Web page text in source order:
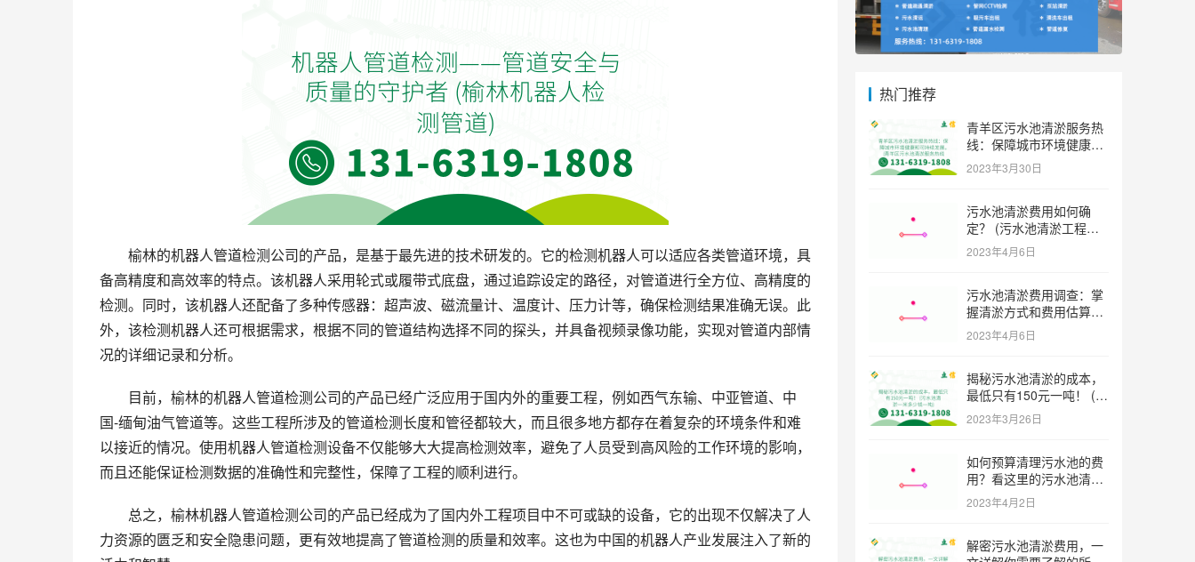
榆林的机器人管道检测公司的产品，是基于最先进的技术研发的。它的检测机器人可以适应各类管道环境，具
备高精度和高效率的特点。该机器人采用轮式或履带式底盘，通过追踪设定的路径，对管道进行全方位、高精度的
检测。同时，该机器人还配备了多种传感器：超声波、磁流量计、温度计、压力计等，确保检测结果准确无误。此
外，该检测机器人还可根据需求，根据不同的管道结构选择不同的探头，并具备视频录像功能，实现对管道内部情
况的详细记录和分析。
目前，榆林的机器人管道检测公司的产品已经广泛应用于国内外的重要工程，例如西气东输、中亚管道、中
国-缅甸油气管道等。这些工程所涉及的管道检测长度和管径都较大，而且很多地方都存在着复杂的环境条件和难
以接近的情况。使用机器人管道检测设备不仅能够大大提高检测效率，避免了人员受到高风险的工作环境的影响，
而且还能保证检测数据的准确性和完整性，保障了工程的顺利进行。
总之，榆林机器人管道检测公司的产品已经成为了国内外工程项目中不可或缺的设备，它的出现不仅解决了人
力资源的匮乏和安全隐患问题，更有效地提高了管道检测的质量和效率。这也为中国的机器人产业发展注入了新的
热门推荐
青羊区污水池清淤服务热
线：保障城市环境健康和
可持续发展。 (青羊区污
水池清淤服务热线)
2023年3月30日
污水池清淤费用如何确
定？ (污水池清淤工程价
格多少)
2023年4月6日
污水池清淤费用调查：掌
握清淤方式和费用估算技
巧 (污水池清淤多少钱一
方米)
2023年4月6日
揭秘污水池清淤的成本，
最低只有150元一吨！ (污
水池清淤一米多少钱一吨)
2023年3月26日
如何预算清理污水池的费
用？看这里的污水池清淤
工程报价表范本！ (污水
池清淤工程报价表范本)
2023年4月2日
解密污水池清淤费用，一